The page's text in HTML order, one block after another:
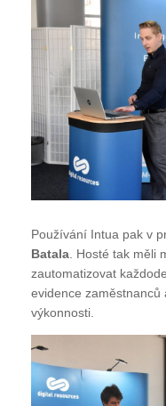
Používání Intua pak v
Batala . Hosté tak měli
zautomatizovat
evidence zaměstnanců
výkonnosti.